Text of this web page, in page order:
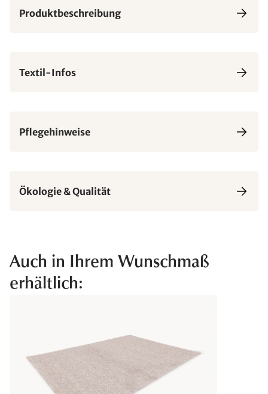
Produktbeschreibung
Textil-Infos
Pflegehinweise
Ökologie & Qualität
Auch in Ihrem Wunschmaß
erhältlich: